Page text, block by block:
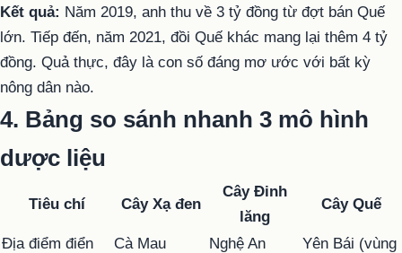
Kết quả: Năm 2019, anh thu về 3 tỷ đồng từ đợt bán Quế
lớn. Tiếp đến, năm 2021, đồi Quế khác mang lại thêm 4 tỷ
đồng. Quả thực, đây là con số đáng mơ ước với bất kỳ
nông dân nào.
4. Bảng so sánh nhanh 3 mô hình
dược liệu
Tiêu chí Cây Xạ đen
Cây Đinh
lăng
Cây Quế
Địa điểm điển
Cà Mau
Nghệ An
Yên Bái (vùng